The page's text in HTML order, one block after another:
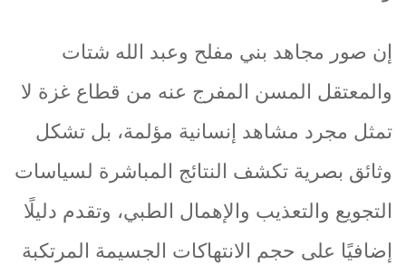
إن صور مجاهد بني مفلح وعبد الله شتات
والمعتقل المسن المفرج عنه من قطاع غزة لا
تمثل مجرد مشاهد إنسانية مؤلمة، بل تشكل
وثائق بصرية تكشف النتائج المباشرة لسياسات
التجويع والتعذيب والإهمال الطبي، وتقدم دليلًا
إضافيًا على حجم الانتهاكات الجسيمة المرتكبة